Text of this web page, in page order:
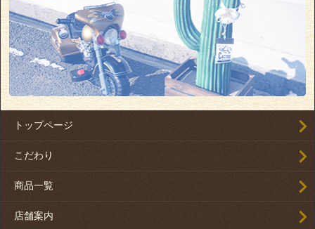
トップページ
こだわり
商品一覧
店舗案内